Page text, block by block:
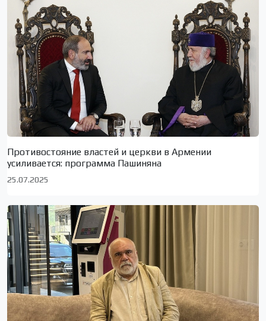
Противостояние властей и церкви в Армении
усиливается: программа Пашиняна
25.07.2025